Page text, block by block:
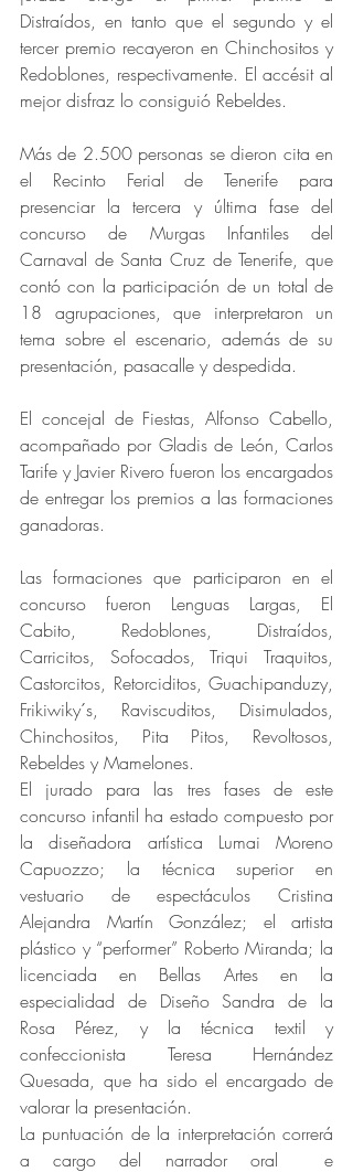
Distraídos, en tanto que el segundo y el
tercer premio recayeron en Chinchositos y
Redoblones, respectivamente. El accésit al
mejor disfraz lo consiguió Rebeldes.
Más de 2.500 personas se dieron cita en
el Recinto Ferial de Tenerife para
presenciar la tercera y última fase del
concurso de Murgas Infantiles del
Carnaval de Santa Cruz de Tenerife, que
contó con la participación de un total de
18 agrupaciones, que interpretaron un
tema sobre el escenario, además de su
presentación, pasacalle y despedida.
El concejal de Fiestas, Alfonso Cabello,
acompañado por Gladis de León, Carlos
Tarife y Javier Rivero fueron los encargados
de entregar los premios a las formaciones
ganadoras.
Las formaciones que participaron en el
concurso fueron Lenguas Largas, El
Cabito, Redoblones, Distraídos,
Carricitos, Sofocados, Triqui Traquitos,
Castorcitos, Retorciditos, Guachipanduzy,
Frikiwiky´s, Raviscuditos, Disimulados,
Chinchositos, Pita Pitos, Revoltosos,
Rebeldes y Mamelones.
El jurado para las tres fases de este
concurso infantil ha estado compuesto por
la diseñadora artística Lumai Moreno
Capuozzo; la técnica superior en
vestuario de espectáculos Cristina
Alejandra Martín González; el artista
plástico y “performer” Roberto Miranda; la
licenciada en Bellas Artes en la
especialidad de Diseño Sandra de la
Rosa Pérez, y la técnica textil y
confeccionista Teresa Hernández
Quesada, que ha sido el encargado de
valorar la presentación.
La puntuación de la interpretación correrá
a cargo del narrador oral  e